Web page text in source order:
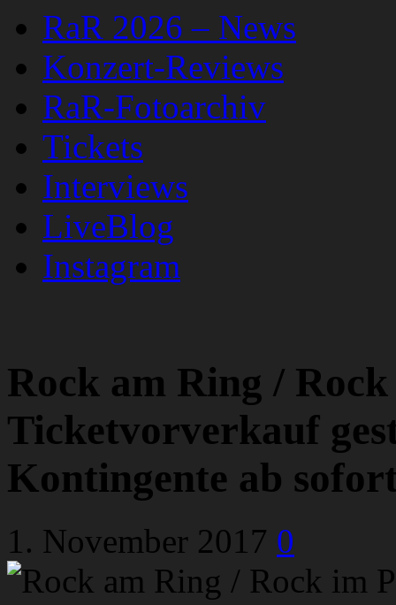
RaR 2026 – News
Konzert-Reviews
RaR-Fotoarchiv
Tickets
Interviews
LiveBlog
Instagram
Rock am Ring /
Ticketvorverkauf
Kontingente ab
1. November 2017 0